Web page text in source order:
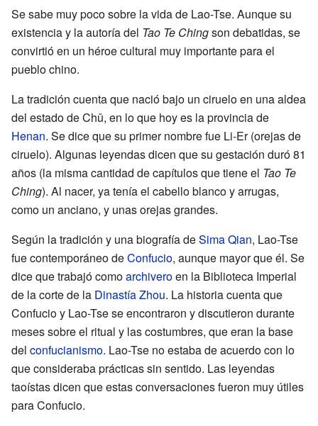
Se sabe muy poco sobre la vida de Lao-Tse. Aunque su
existencia y la autoría del Tao Te Chingson debatidas, se
convirtió en un héroe cultural muy importante para el
pueblo chino.
La tradición cuenta que nació bajo un ciruelo en una aldea
del estado de Chǔ, en lo que hoy es la provincia de
Henan. Se dice que su primer nombre fue Li-Er (orejas de
ciruelo). Algunas leyendas dicen que su gestación duró 81
años (la misma cantidad de capítulos que tiene el Tao Te
Ching). Al nacer, ya tenía el cabello blanco y arrugas,
como un anciano, y unas orejas grandes.
Según la tradición y una biografía deSima Qian, Lao-Tse
fue contemporáneo deConfucio, aunque mayor que él. Se
dice que trabajó comoarchiveroen la Biblioteca Imperial
de la corte de la Dinastía Zhou. La historia cuenta que
Confucio y Lao-Tse se encontraron y discutieron durante
meses sobre el ritual y las costumbres, que eran la base
del confucianismo. Lao-Tse no estaba de acuerdo con lo
que consideraba prácticas sin sentido. Las leyendas
taoístas dicen que estas conversaciones fueron muy útiles
para Confucio.